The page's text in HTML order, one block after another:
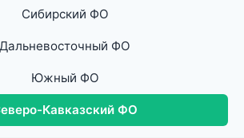
Сибирский ФО
Дальневосточный ФО
Южный ФО
Кавказский ФО